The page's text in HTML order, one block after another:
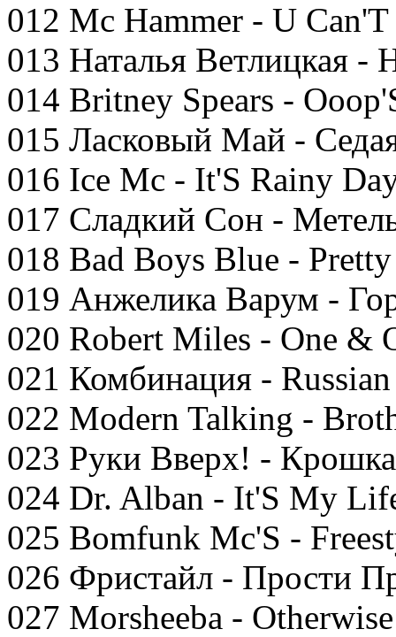
012 Mc Hammer - U
013 Наталья Ветлицкая -
014 Britney Spears -
015 Ласковый Май -
016 Ice Mc - It'S Rainy
017 Сладкий Сон -
018 Bad Boys Blue -
019 Анжелика Варум -
020 Robert Miles - One &
021 Комбинация -
022 Modern Talking -
023 Руки Вверх! -
024 Dr. Alban - It'S My
025 Bomfunk Mc'S -
026 Фристайл - Прости
027 Morsheeba - Otherwise